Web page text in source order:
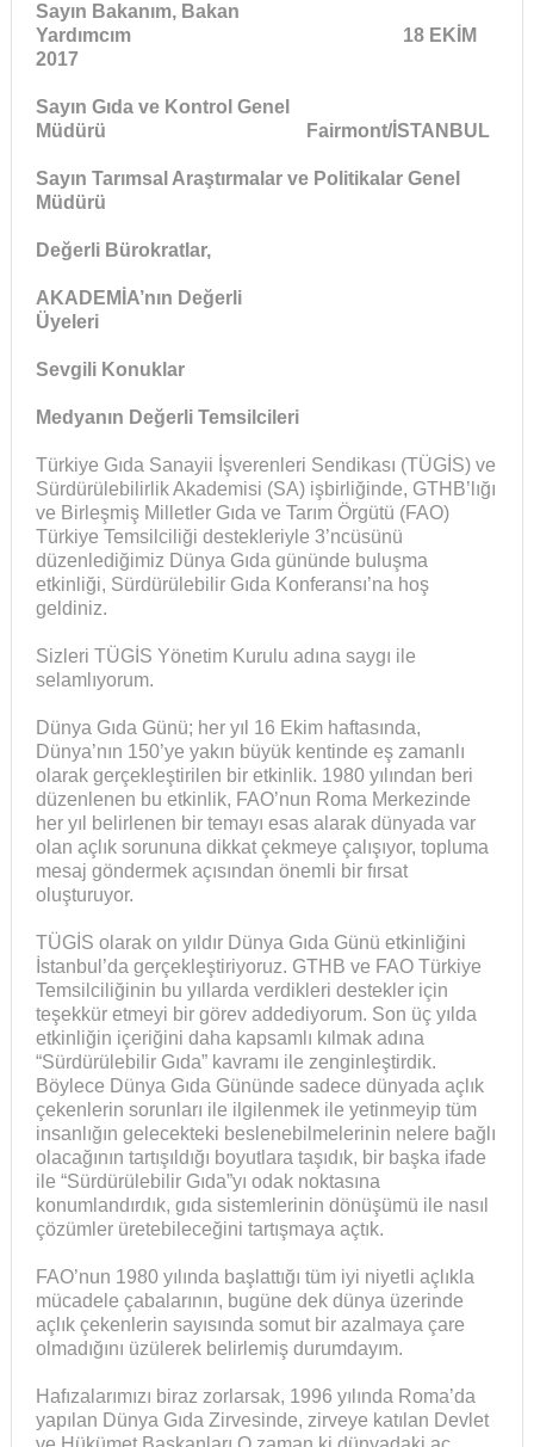
Sayın Bakanım, Bakan
Yardımcım 18 EKİM
2017
Sayın Gıda ve Kontrol Genel
Müdürü Fairmont/İSTANBUL
Sayın Tarımsal Araştırmalar ve Politikalar Genel
Müdürü
Değerli Bürokratlar,
AKADEMİA’nın Değerli
Üyeleri
Sevgili Konuklar
Medyanın Değerli Temsilcileri
Türkiye Gıda Sanayii İşverenleri Sendikası (TÜGİS) ve
Sürdürülebilirlik Akademisi (SA) işbirliğinde, GTHB’lığı
ve Birleşmiş Milletler Gıda ve Tarım Örgütü (FAO)
Türkiye Temsilciliği destekleriyle 3’ncüsünü
düzenlediğimiz Dünya Gıda gününde buluşma
etkinliği, Sürdürülebilir Gıda Konferansı’na hoş
geldiniz.
Sizleri TÜGİS Yönetim Kurulu adına saygı ile
selamlıyorum.
Dünya Gıda Günü; her yıl 16 Ekim haftasında,
Dünya’nın 150’ye yakın büyük kentinde eş zamanlı
olarak gerçekleştirilen bir etkinlik. 1980 yılından beri
düzenlenen bu etkinlik, FAO’nun Roma Merkezinde
her yıl belirlenen bir temayı esas alarak dünyada var
olan açlık sorununa dikkat çekmeye çalışıyor, topluma
mesaj göndermek açısından önemli bir fırsat
oluşturuyor.
TÜGİS olarak on yıldır Dünya Gıda Günü etkinliğini
İstanbul’da gerçekleştiriyoruz. GTHB ve FAO Türkiye
Temsilciliğinin bu yıllarda verdikleri destekler için
teşekkür etmeyi bir görev addediyorum. Son üç yılda
etkinliğin içeriğini daha kapsamlı kılmak adına
“Sürdürülebilir Gıda” kavramı ile zenginleştirdik.
Böylece Dünya Gıda Gününde sadece dünyada açlık
çekenlerin sorunları ile ilgilenmek ile yetinmeyip tüm
insanlığın gelecekteki beslenebilmelerinin nelere bağlı
olacağının tartışıldığı boyutlara taşıdık, bir başka ifade
ile “Sürdürülebilir Gıda”yı odak noktasına
konumlandırdık, gıda sistemlerinin dönüşümü ile nasıl
çözümler üretebileceğini tartışmaya açtık.
FAO’nun 1980 yılında başlattığı tüm iyi niyetli açlıkla
mücadele çabalarının, bugüne dek dünya üzerinde
açlık çekenlerin sayısında somut bir azalmaya çare
olmadığını üzülerek belirlemiş durumdayım.
Hafızalarımızı biraz zorlarsak, 1996 yılında Roma’da
yapılan Dünya Gıda Zirvesinde, zirveye katılan Devlet